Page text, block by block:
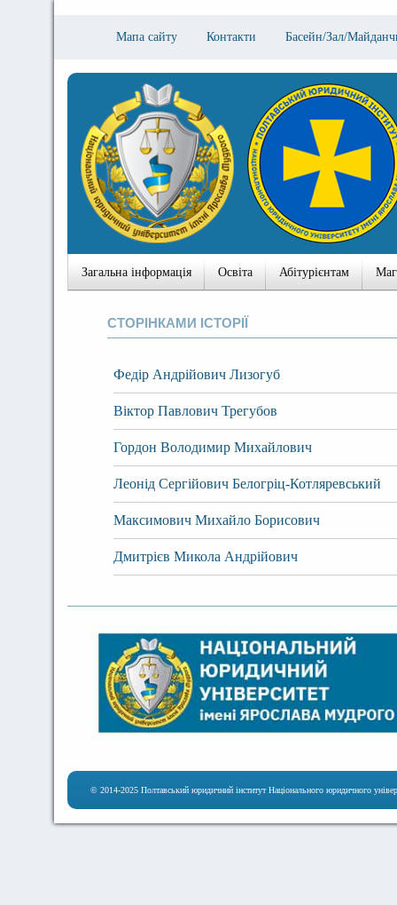
Мапа сайту Контакти Басейн/Зал/
Загальна інформація Освіта Абітурієнтам
СТОРІНКАМИ ІСТОРІЇ
Федір Андрійович Лизогуб
Віктор Павлович Трегубов
Гордон Володимир Михайлович
Леонід Сергійович Белогріц-Котляревський
Максимович Михайло Борисович
Дмитрієв Микола Андрійович
© 2014-2025 Полтавський юридичний інститут Національного юридичного